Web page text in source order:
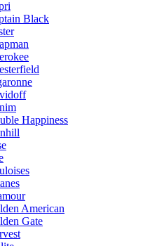
Black
Happiness
American
Gate